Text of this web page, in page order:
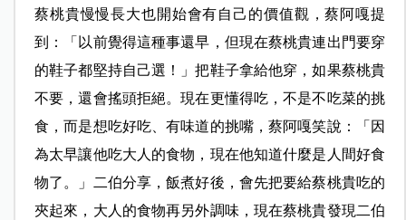
蔡桃貴慢慢長大也開始會有自己的價值觀，蔡阿嘎提
到：「以前覺得這種事還早，但現在蔡桃貴連出門要穿
的鞋子都堅持自己選！」把鞋子拿給他穿，如果蔡桃貴
不要，還會搖頭拒絕。現在更懂得吃，不是不吃菜的挑
食，而是想吃好吃、有味道的挑嘴，蔡阿嘎笑說：「因
為太早讓他吃大人的食物，現在他知道什麼是人間好食
物了。」二伯分享，飯煮好後，會先把要給蔡桃貴吃的
夾起來，大人的食物再另外調味，現在蔡桃貴發現二伯